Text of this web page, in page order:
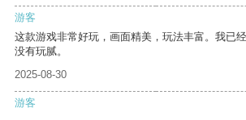
游客
这款游戏非常好玩，画面精美，玩法丰富。我已
没有玩腻。
2025-08-30
游客